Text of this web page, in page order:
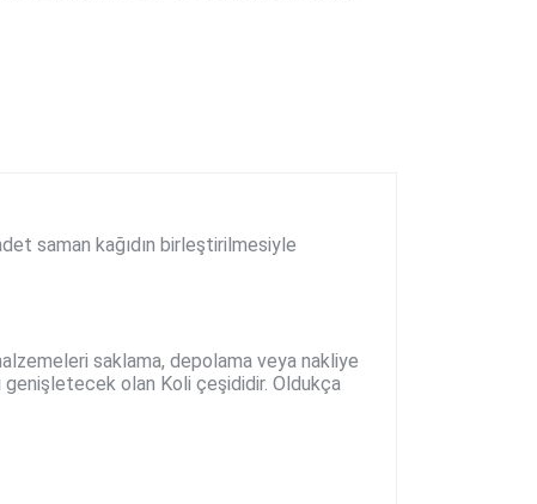
saman kağıdın birleştirilmesiyle
saklama, depolama veya nakliye
genişletecek olan Koli çeşididir. Oldukça